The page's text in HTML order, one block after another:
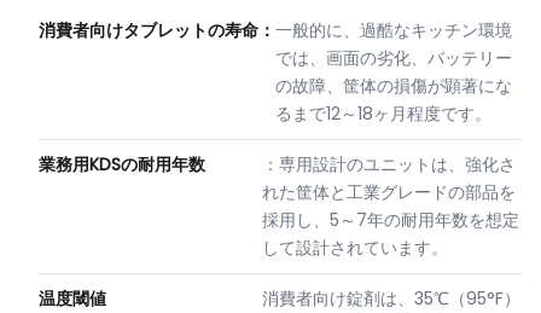
消費者向けタブレットの寿命： 一般的に、過酷なキッチン環境
では、画面の劣化、バッテリー
の故障、筐体の損傷が顕著にな
るまで12～18ヶ月程度です。
業務用KDSの耐用年数
：専用設計のユニットは、強化さ
れた筐体と工業グレードの部品を
採用し、5～7年の耐用年数を想定
して設計されています。
温度閾値
消費者向け錠剤は、35℃（95°F）